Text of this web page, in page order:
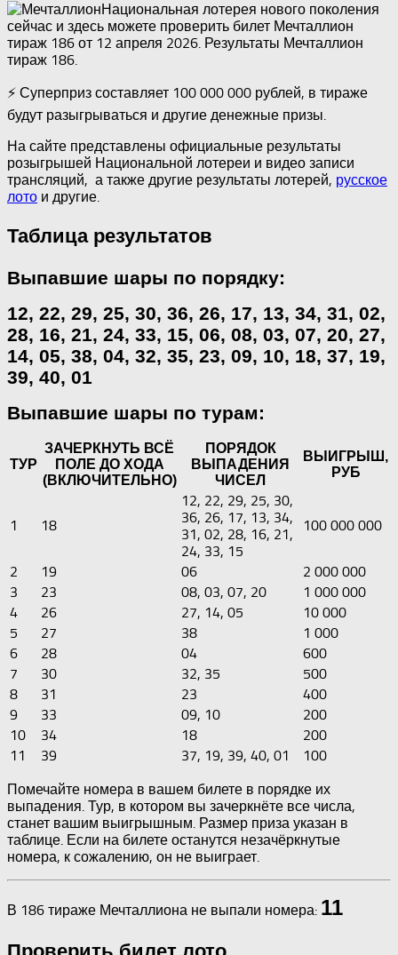
Национальная лотерея нового поколения
сейчас и здесь можете проверить билет Мечталлион
тираж 186 от 12 апреля 2026. Результаты Мечталлион
тираж 186.
⚡ Суперприз составляет 100 000 000 рублей, в тираже
будут разыгрываться и другие денежные призы.
На сайте представлены официальные результаты
розыгрышей Национальной лотереи и видео записи
трансляций, а также другие результаты лотерей, русское
лото и другие.
Таблица результатов
Выпавшие шары по порядку:
12, 22, 29, 25, 30, 36, 26, 17, 13, 34, 31, 02,
28, 16, 21, 24, 33, 15, 06, 08, 03, 07, 20, 27,
14, 05, 38, 04, 32, 35, 23, 09, 10, 18, 37, 19,
39, 40, 01
Выпавшие шары по турам:
ТУР
ЗАЧЕРКНУТЬ ВСЁ
ПОЛЕ ДО ХОДА
(ВКЛЮЧИТЕЛЬНО)
ПОРЯДОК
ВЫПАДЕНИЯ
ЧИСЕЛ
ВЫИГРЫШ,
РУБ
1 18
12, 22, 29, 25, 30,
36, 26, 17, 13, 34,
31, 02, 28, 16, 21,
24, 33, 15
100 000 000
2 19 06
2 000 000
3
23 08, 03, 07, 20
1 000 000
4
26 27, 14, 05
10 000
5
27 38
1 000
6
28 04
600
7
30 32, 35
500
8
31 23
400
9
33 09, 10
200
10
34 18
200
11
39 37, 19, 39, 40, 01
100
Помечайте номера в вашем билете в порядке их
выпадения. Тур, в котором вы зачеркнёте все числа,
станет вашим выигрышным. Размер приза указан в
таблице. Если на билете останутся незачёркнутые
номера, к сожалению, он не выиграет.
В 186 тираже Мечталлиона не выпали номера: 11